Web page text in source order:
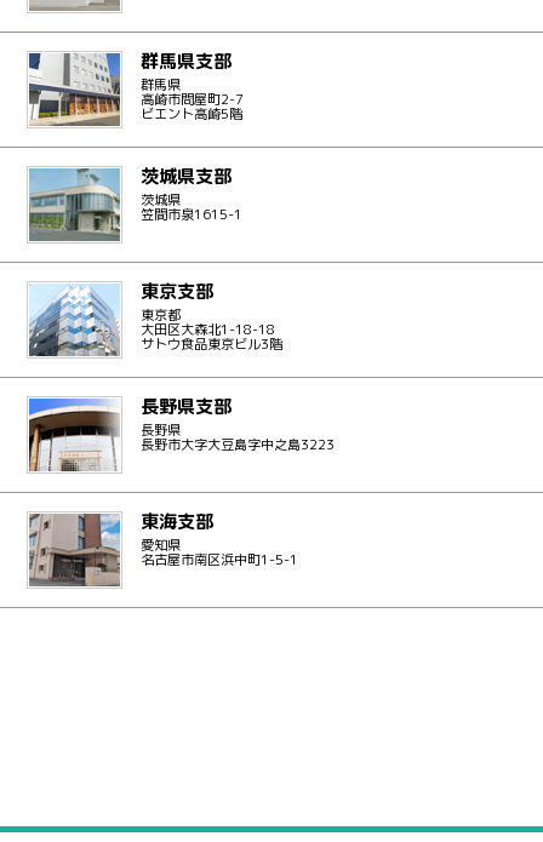
群馬県支部
群馬県
高崎市問屋町2-7
ビエント高崎5階
茨城県支部
茨城県
笠間市泉1615-1
東京支部
東京都
大田区大森北1-18-18
サトウ食品東京ビル3階
長野県支部
長野県
長野市大字大豆島字中之島3223
東海支部
愛知県
名古屋市南区浜中町1-5-1